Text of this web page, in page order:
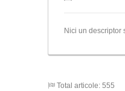
byzantine
Nici un descriptor
Total articole: 555